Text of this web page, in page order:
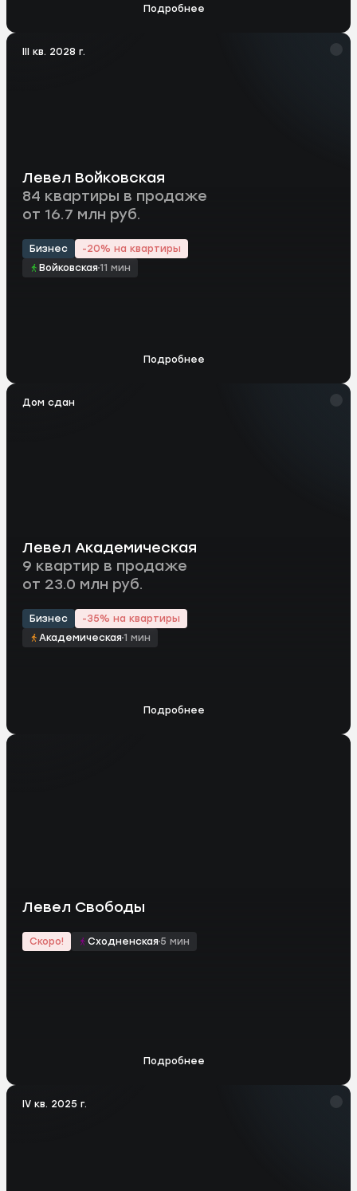
Подробнее
III кв. 2028 г.
Левел Войковская
84 квартиры в продаже
от 16.7 млн руб.
Бизнес
-20% на квартиры
Войковская11 мин
Подробнее
Дом сдан
Левел Академическая
9 квартир в продаже
от 23.0 млн руб.
Бизнес
-35% на квартиры
Академическая1 мин
Подробнее
Левел Свободы
Скоро! Сходненская 5 мин
Подробнее
IV кв. 2025 г.